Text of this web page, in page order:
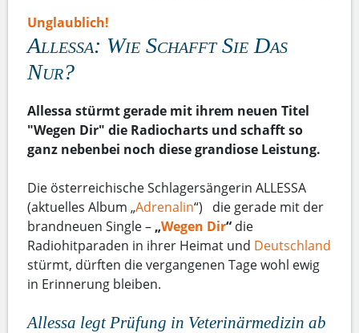
Unglaublich!
Allessa: Wie Schafft Sie Das
Nur?
Allessa stürmt gerade mit ihrem neuen Titel
"Wegen Dir" die Radiocharts und schafft so
ganz nebenbei noch diese grandiose Leistung.
Die österreichische Schlagersängerin ALLESSA
(aktuelles Album „Adrenalin“) die gerade mit der
brandneuen Single – „Wegen Dir“ die
Radiohitparaden in ihrer Heimat und Deutschland
stürmt, dürften die vergangenen Tage wohl ewig
in Erinnerung bleiben.
Allessa legt Prüfung in Veterinärmedizin ab